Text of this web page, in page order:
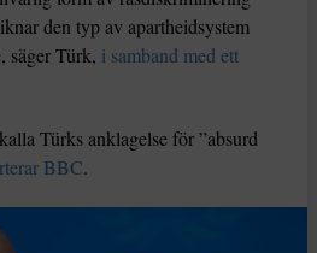
den typ av apartheidsystem
säger Türk, i samband med ett
Türks anklagelse för ”absurd
BBC.